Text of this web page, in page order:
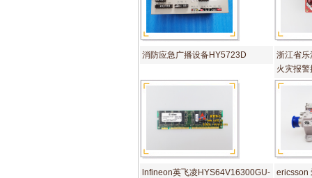
消防应急广播设备HY5723D
浙江省乐
火灾报警
lnfineon英飞凌HYS64V16300GU-
ericsson